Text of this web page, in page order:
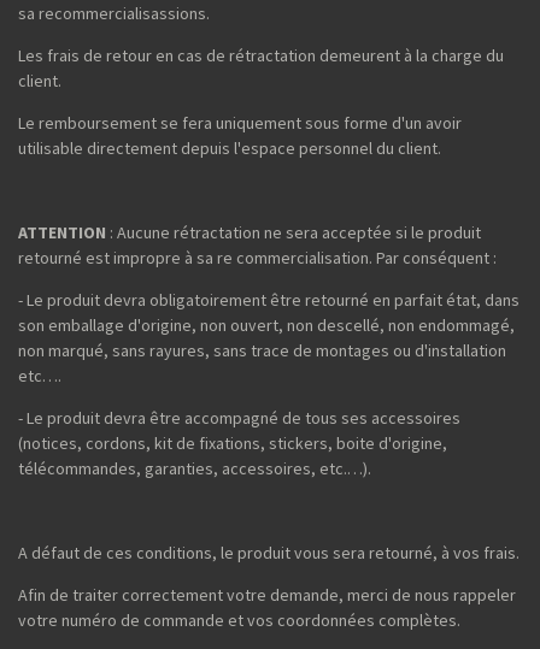
sa recommercialisassions.
Les frais de retour en cas de rétractation demeurent à la charge du
client.
Le remboursement se fera uniquement sous forme d'un avoir
utilisable directement depuis l'espace personnel du client.
ATTENTION : Aucune rétractation ne sera acceptée si le produit
retourné est impropre à sa re commercialisation. Par conséquent :
- Le produit devra obligatoirement être retourné en parfait état, dans
son emballage d'origine, non ouvert, non descellé, non endommagé,
non marqué, sans rayures, sans trace de montages ou d'installation
etc….
- Le produit devra être accompagné de tous ses accessoires
(notices, cordons, kit de fixations, stickers, boite d'origine,
télécommandes, garanties, accessoires, etc.…).
A défaut de ces conditions, le produit vous sera retourné, à vos frais.
Afin de traiter correctement votre demande, merci de nous rappeler
votre numéro de commande et vos coordonnées complètes.